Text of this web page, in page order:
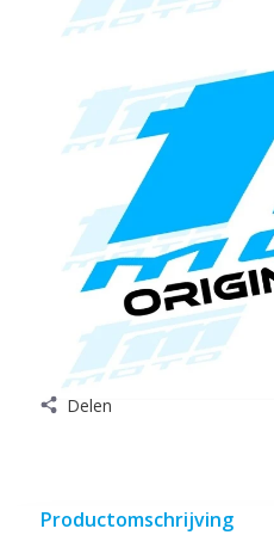
Delen
Productomschrijving